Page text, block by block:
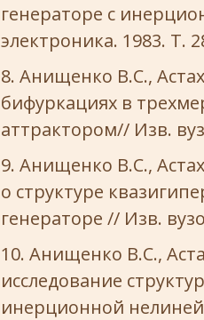
генераторе с
электроника. 1983. Т.
Анищенко B.C.,
бифуркациях в
аттрактором// Изв.
Анищенко B.C.,
о структуре
генераторе // Изв.
Анищенко B.C.,
исследование
инерционной